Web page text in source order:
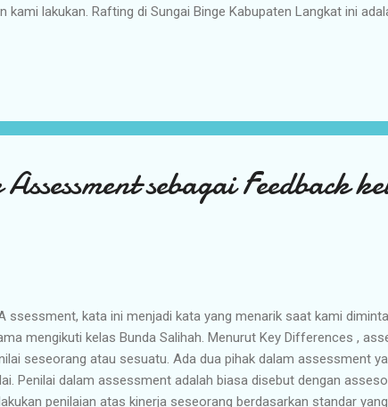
kami lakukan. Rafting di Sungai Binge Kabupaten Langkat ini
kami untuk ikut serta agar suasana lebih seru, dan kebetulan
yang ingin kami lakukan bersama keluarga. Kamu sudah
Arung jeram merupakan suatu akt...
sebagai Feedback
kata ini menjadi kata yang menarik saat kami
mengikuti kelas Bunda Salihah. Menurut Key Differences ,
seseorang atau sesuatu. Ada dua pihak dalam assessment
Penilai dalam assessment adalah biasa disebut dengan
penilaian atas kinerja seseorang berdasarkan standar